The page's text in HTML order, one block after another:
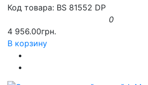
Код товара: BS 81552 DP
0
4 956.00грн.
В корзину